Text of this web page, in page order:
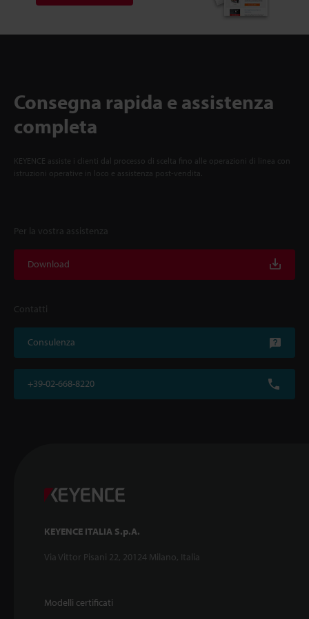
Consegna rapida e assistenza
completa
KEYENCE assiste i clienti dal processo di scelta fino alle operazioni di linea con
istruzioni operative in loco e assistenza post-vendita.
Per la vostra assistenza
Download
Contatti
Consulenza
+39-02-668-8220
KEYENCE ITALIA S.p.A.
Via Vittor Pisani 22, 20124 Milano, Italia
Modelli certificati